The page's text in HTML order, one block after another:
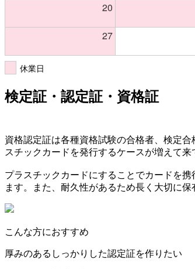
20
27
休業日
検定証・認定証・資格証
資格認定証は各種資格試験の合格者、検定
スチックカードを発行するケースが増えて来
プラスチックカードにすることでカードを
ます。また、耐久性があるため長く大切に
こんな方におすすめ
厚みのあるしっかりした認定証を作りたい